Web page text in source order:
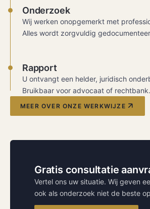
Onderzoek
Wij werken onopgemerkt met
Alles wordt zorgvuldig
Rapport
U ontvangt een helder, juridisch
Bruikbaar voor advocaat of rechtbank.
MEER OVER ONZE WERKWIJZE
Gratis consultatie
Vertel ons uw situatie. Wij geven
ook als onderzoek niet de beste